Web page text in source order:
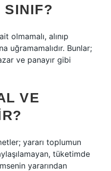
SINIF?
olmamalı, alınıp
uğramamalıdır. Bunlar;
ve panayır gibi
VE
yararı toplumun
tüketimde
yararından